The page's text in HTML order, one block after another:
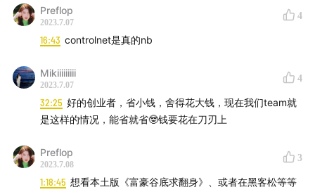
32:23 好的创业者愿意省小钱，敢于花大钱
投资时如何平衡看人与行研两个逻辑
40:22 AI现在处于什么阶段
当下投资AI的逻辑是什么
AI行业下的“网络效应”与“规模效应”
Preflop
2023.7.07
4
16:43 controlnet是真的nb
Mikiiiiiiiii
2023.7.07
4
32:25 好的创业者，省小钱，舍得花大钱，现在我们team就
是这样的情况，能省就省🤓钱要花在刀刃上
Preflop
2023.7.08
3
1:18:45 想看本土版《富豪谷底求翻身》、或者在黑客松等等